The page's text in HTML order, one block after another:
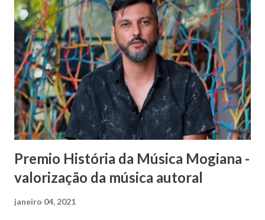
vídeos serão disponibilizados no mesmo horário e canal,
como forma de retomar o contato com o público, já que a
relação com a audiência foi muito prejudicada pela falta do
encontro presencial durante a pandemia de Covid-19.
Contempladas via edital municipal de Mogi das Cruzes, as
três novas canções somam-se a outras cinco já lançadas
anteriormente, nas vozes de Waldir Vera, Khalil Magno,
Guilherme Bandeira, G...
Premio História da Música Mogiana -
valorização da música autoral
janeiro 04, 2021